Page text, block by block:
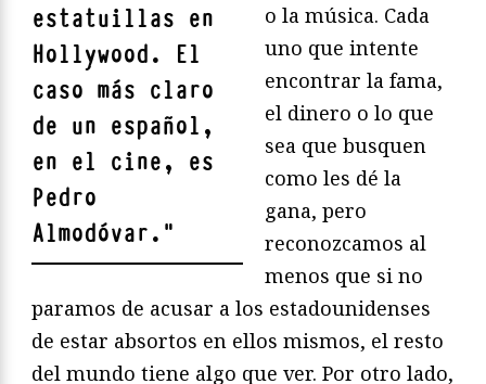
estatuillas en
Hollywood. El
caso más claro
de un español,
en el cine, es
Pedro
Almodóvar. "
o la música. Cada
uno que intente
encontrar la fama,
el dinero o lo que
sea que busquen
como les dé la
gana, pero
reconozcamos al
menos que si no
paramos de acusar a los estadounidenses
de estar absortos en ellos mismos, el resto
del mundo tiene algo que ver. Por otro lado,